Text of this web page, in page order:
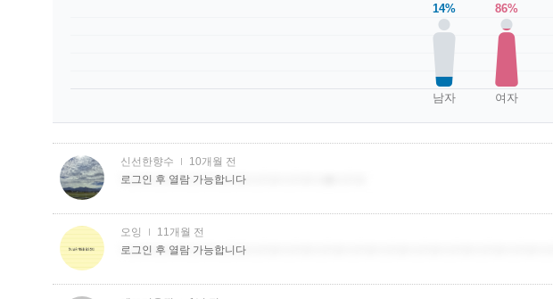
14%
남자
86%
여자